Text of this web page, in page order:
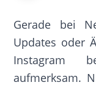
Gerade bei
Updates oder
Instagram
aufmerksam.